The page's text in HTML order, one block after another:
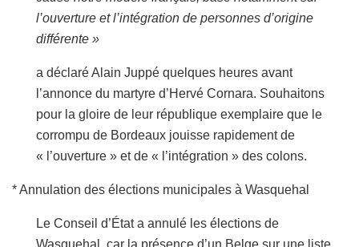
l’ouverture et l’intégration de personnes d’origine
différente »
a déclaré Alain Juppé quelques heures avant
l’annonce du martyre d’Hervé Cornara. Souhaitons
pour la gloire de leur république exemplaire que le
corrompu de Bordeaux jouisse rapidement de
« l’ouverture » et de « l’intégration » des colons.
* Annulation des élections municipales à Wasquehal
Le Conseil d’État a annulé les élections de